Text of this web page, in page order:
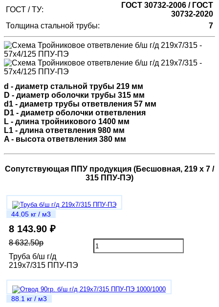
ГОСТ / ТУ:
ГОСТ 30732-2006 / ГОСТ
30732-2020
Толщина стальной трубы:
7
d - диаметр стальной трубы 219 мм
D - диаметр оболочки трубы 315 мм
d1 - диаметр трубы ответвления 57 мм
D1 - диаметр оболочки ответвления
L - длина тройникового 1400 мм
L1 - длина ответвления 980 мм
A - высота ответвления 380 мм
Сопутствующая ППУ продукция (Бесшовная, 219 х 7 /
315 ППУ-ПЭ)
44.05 кг / м3
8 143.90 ₽
8 632.50р
Труба б/ш г/д
219х7/315 ППУ-ПЭ
88.1 кг / м3